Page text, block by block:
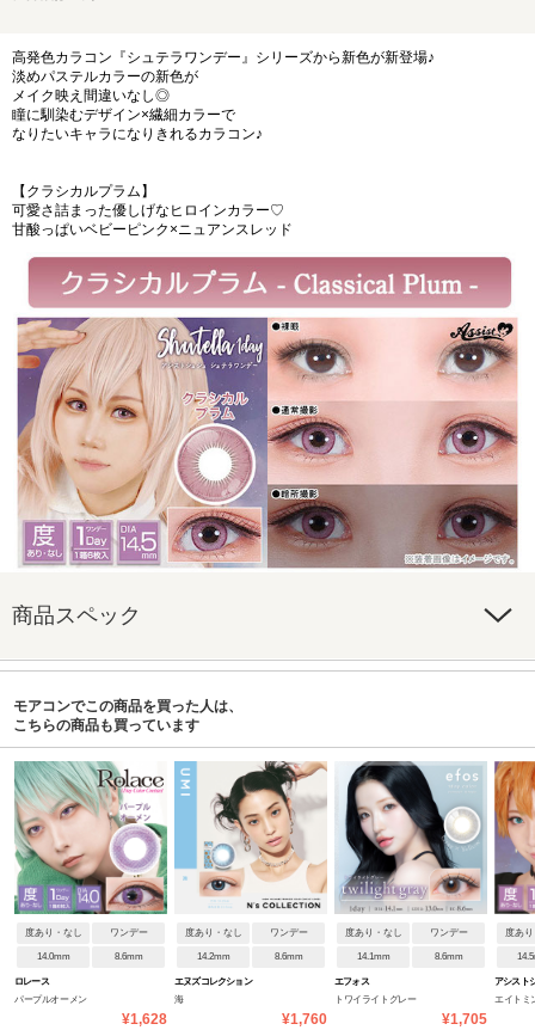
高発色カラコン『シュテラワンデー』シリーズから新色が新登場♪
淡めパステルカラーの新色が
メイク映え間違いなし◎
瞳に馴染むデザイン×繊細カラーで
なりたいキャラになりきれるカラコン♪
【クラシカルプラム】
可愛さ詰まった優しげなヒロインカラー♡
甘酸っぱいベビーピンク×ニュアンスレッド
商品スペック
モアコンでこの商品を買った人は、
こちらの商品も買っています
度あり・なし ワンデー
14.0mm 8.6mm
ロレース
パープルオーメン
¥1,628
度あり・なし ワンデー
14.2mm 8.6mm
エヌズコレクション
海
¥1,760
度あり・なし ワンデー
14.1mm 8.6mm
エフォス
トワイライトグレー
¥1,705
度あ
アシスト
ンデー
エイトミ